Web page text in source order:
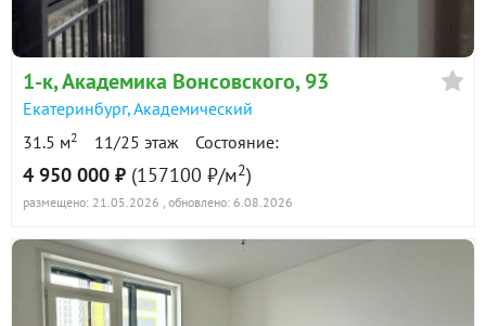
1-к, Академика Вонсовского, 93
Екатеринбург,Академический
31.5 м2 11/25 этаж Состояние:
4 950 000 ₽ (157100 ₽/м2)
размещено: 21.05.2026 , обновлено: 6.08.2026